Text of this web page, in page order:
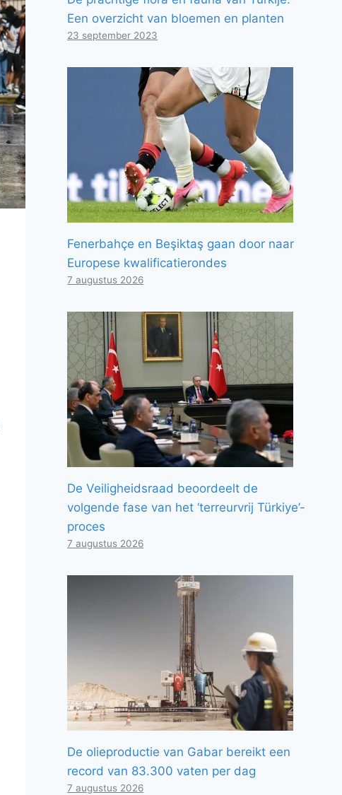
Een overzicht van bloemen en planten
23 september 2023
Fenerbahçe en Beşiktaş gaan door naar
Europese kwalificatierondes
7 augustus 2026
De Veiligheidsraad beoordeelt de
volgende fase van het ‘terreurvrij Türkiye’-
proces
7 augustus 2026
De olieproductie van Gabar bereikt een
record van 83.300 vaten per dag
7 augustus 2026